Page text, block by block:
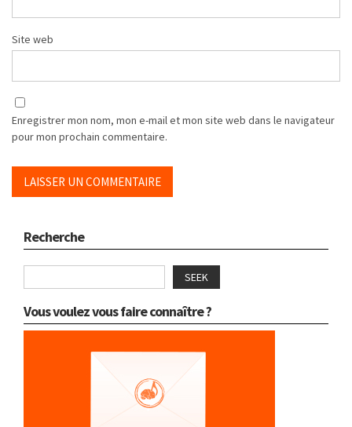
Site web
Enregistrer mon nom, mon e-mail et mon site web dans le navigateur
pour mon prochain commentaire.
Recherche
SEEK
Vous voulez vous faire connaître ?